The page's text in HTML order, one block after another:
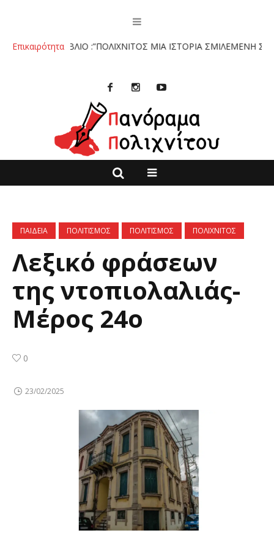
Επικαιρότητα
ΤΟ ΒΙΒΛΙΟ :”ΠΟΛΙΧΝΙΤΟΣ ΜΙΑ ΙΣΤΟΡΙΑ ΣΜΙΛΕΜΕΝΗ ΣΤΗΝ
ΠΑΙΔΕΙΑ ΠΟΛΙΤΙΣΜΟΣ ΠΟΛΙΤΙΣΜΟΣ ΠΟΛΙΧΝΙΤΟΣ
Λεξικό φράσεων
της ντοπιολαλιάς-
Μέρος 24ο
0
23/02/2025